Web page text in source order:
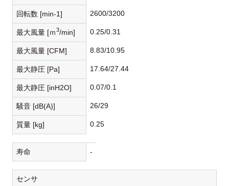
回転数 [min-1] 2600/3200
最大風量 [ｍ3/min] 0.25/0.31
最大風量 [CFM] 8.83/10.95
最大静圧 [Pa] 17.64/27.44
最大静圧 [inH2O] 0.07/0.1
騒音 [dB(A)] 26/29
質量 [kg] 0.25
寿命 -
センサ